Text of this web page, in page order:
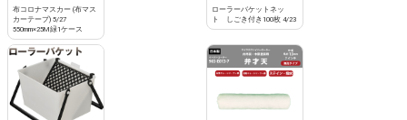
布コロナマスカー (布マス
カーテープ) 5/27
550mm×25M緑1ケース
ローラーバケットネッ
ト しごき付き100枚 4/23